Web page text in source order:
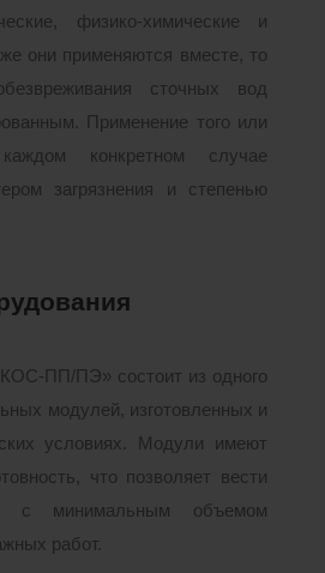
физико-химические и
же они применяются вместе, то
сточных вод
Применение того или
конкретном случае
загрязнения и степенью
ПП/ПЭ» состоит из одного
модулей, изготовленных и
условиях. Модули имеют
что позволяет вести
с минимальным объемом
работ.